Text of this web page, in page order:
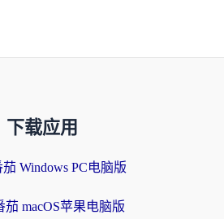
下载应用
茄 Windows PC电脑版
茄 macOS苹果电脑版